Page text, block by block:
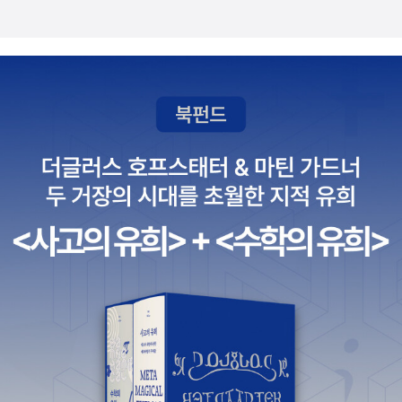
모리스 르블랑 네덜란드 구두의 비밀 엘러리 퀸 검찰측 증인 아가사
크리스티 모자 수집광 사건 존 딕슨 카 공포의 보수 러브크래프트 카
드 맥베인 빨강집의 수수께끼 A.A. 밀른 로마모자의 비밀 앨러리 퀸
벤슨살인사건 S.S 반다인 차이나오렌지의비밀 앨러리 퀸 작은독약
병 암스트롱 백모살인사건 리처드 헐 피의수확 더쉴해미트 비로드의
손톱 E.S.가드너 기나긴이별 레이몬드챈들러 제8지옥 엘린 독초컬
든발12시30분 F.W.크로프츠 어두운거울속에 헬렌 매클로이 호그연
속살인 월리엄 데안드리아 가짜경감듀 피터러브시 제제벨의죽음 브
랜드 여황폐하율리시스호 마그린 혼징살인사건 요꼬미조 세이시 독
수리날개치며내려앉다 잭 히긴스 음울한 짐승 에도가와 란포 한푼도
스 지방검사가 불꽃 튀는 대결을 벌인다, 이른 초봄의 아침, 가죽 점
음을 멈추었다. 3주가 지난 깊은 밤 그 집의 어린 딸과 보모가 감쪽같
이 모습을 감추고, 20만 달러를 요구하는 협박장이 날아드는데... 암
올 것인가. '버크 베이비'라는 아기를 이용한 유아식품 광고전. 이 기
음을 맞이한다. 냉혹한 뉴욕광고계를 치밀한 구성으로 그려낸 작품으
로, 미국 탐정작가클럽 최우수 장편상을 수상했다.
1) The Glass Village 1954 32) QBI: Queen's Bureau of Inve
s 1956 34) Inspector Queen's Own Case 1956 35) The Fi
nishing Stroke 1958 36) The Scrolls of Lysis 1962 37) Th
y 1964 39) The Fourth Side of the Triangle 1965 40) Dea
965 42) A Study in Terror (UK Title: Sherlock Holmes Vers
us Jack the Ripper) 1966 43) Face to Face 1967 44) The
House of Brass 1968 45) QED: Queen's Experiments in D
etection (short stories) 1968 46) Cop Out 1969 47) Whe
n Fell the Night 1970 48) The Last Woman in His Life 197